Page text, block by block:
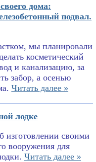
дома:
подвал.
мы планировали
косметический
и канализацию, за
забор, а осенью
Читать далее »
лодке
изготовлении своими
вооружения для
Читать далее »